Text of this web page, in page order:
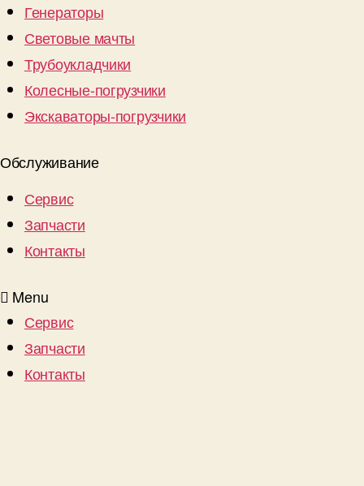
Генераторы
Световые мачты
Трубоукладчики
Колесные-погрузчики
Экскаваторы-погрузчики
Обслуживание
Сервис
Запчасти
Контакты
Menu
Сервис
Запчасти
Контакты